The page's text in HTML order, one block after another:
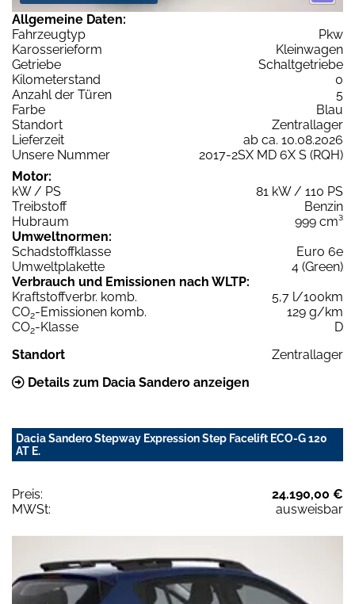
Allgemeine Daten:
Fahrzeugtyp
Pkw
Karosserieform
Kleinwagen
Getriebe
Schaltgetriebe
Kilometerstand
0
Anzahl der Türen
5
Farbe
Blau
Standort
Zentrallager
Lieferzeit
ab ca. 10.08.2026
Unsere Nummer
2017-2SX MD 6X S (RQH)
Motor:
kW / PS
81 kW / 110 PS
Treibstoff
Benzin
Hubraum
999 cm³
Umweltnormen:
Schadstoffklasse
Euro 6e
Umweltplakette
4 (Green)
Verbrauch und Emissionen nach WLTP:
Kraftstoffverbr. komb.
5,7 l/100km
CO2-Emissionen komb.
129 g/km
CO2-Klasse
D
Standort
Zentrallager
Details zum Dacia Sandero anzeigen
Dacia Sandero Stepway Expression Step Facelift ECO-G 120
AT E.
Preis:
24.190,00 €
MWSt:
ausweisbar